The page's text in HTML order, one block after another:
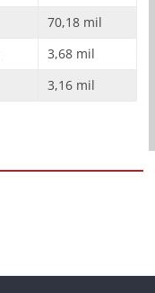
70,18 mil
3,68 mil
3,16 mil